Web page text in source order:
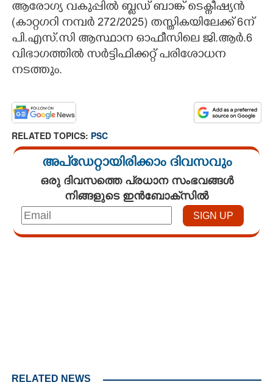
ആരോഗ്യ വകുപ്പിൽ ബ്ലഡ് ബാങ്ക് ടെക്നീഷ്യൻ
(കാറ്റഗറി നമ്പർ 272/2025) തസ്തികയിലേക്ക് 6ന്
പി.എസ്.സി ആസ്ഥാന ഓഫീസിലെ ജി.ആർ.6
വിഭാഗത്തിൽ സർട്ടിഫിക്കറ്റ് പരിശോധന
നടത്തും.
RELATED TOPICS: PSC
അപ്ഡേറ്റായിരിക്കാം ദിവസവും
ഒരു ദിവസത്തെ പ്രധാന സംഭവങ്ങൾ
നിങ്ങളുടെ ഇൻബോക്സിൽ
RELATED NEWS